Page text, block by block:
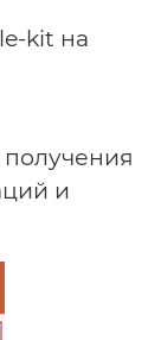
kit на
и